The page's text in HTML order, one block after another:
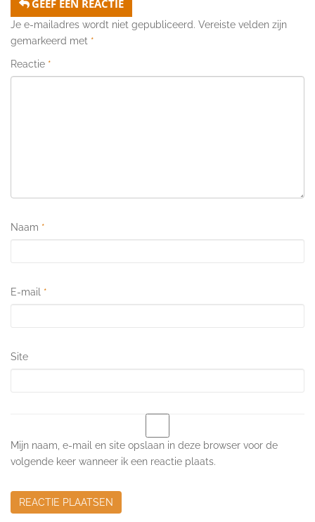
GEEF EEN REACTIE
Je e-mailadres wordt niet gepubliceerd. Vereiste velden zijn
gemarkeerd met *
Reactie *
Naam *
E-mail *
Site
Mijn naam, e-mail en site opslaan in deze browser voor de
volgende keer wanneer ik een reactie plaats.